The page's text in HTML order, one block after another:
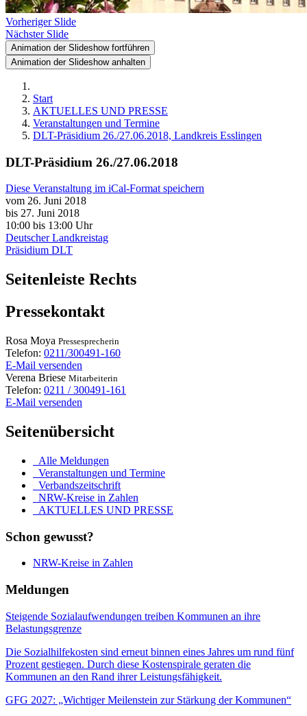
Vorheriger Slide
Nächster Slide
Animation der Slideshow fortführen
Animation der Slideshow anhalten
Start
AKTUELLES UND PRESSE
Veranstaltungen und Termine
DLT-Präsidium 26./27.06.2018, Landkreis Esslingen
DLT-Präsidium 26./27.06.2018
Diese Veranstaltung im iCal-Format speichern
vom 26. Juni 2018
bis 27. Juni 2018
10:00 bis 13:00 Uhr
Deutscher Landkreistag
Präsidium DLT
Seitenleiste Rechts
Pressekontakt
Rosa Moya Pressesprecherin
Telefon: 0211/300491-160
E-Mail versenden
Verena Briese Mitarbeiterin
Telefon: 0211 / 300491-161
E-Mail versenden
Seitenübersicht
Alle Meldungen
Veranstaltungen und Termine
Verbandszeitschrift
NRW-Kreise in Zahlen
AKTUELLES UND PRESSE
Schon gewusst?
NRW-Kreise in Zahlen
Meldungen
Steigende Sozialaufwendungen treiben Kommunen an ihre
Belastungsgrenze
Die Sozialhilfekosten sind erneut binnen eines Jahres um rund fünf
Prozent gestiegen. Durch diese Kostenspirale geraten die
Kommunen an den Rand ihrer Leistungsfähigkeit.
GFG 2027: „Wichtiger Meilenstein zur Stärkung der Kommunen“